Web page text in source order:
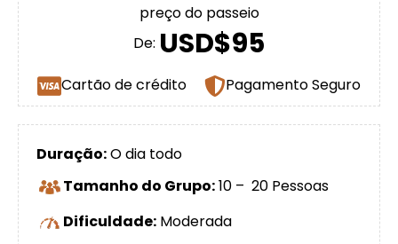
preço do passeio
De: USD$95
Cartão de crédito Pagamento Seguro
Duração:O dia todo
Tamanho do Grupo:10 – 20 Pessoas
Dificuldade: Moderada